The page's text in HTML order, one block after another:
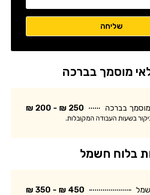
מוסמך בברכה
בברכה 250 ₪ - 200 ₪
בשעות העבודה המקובלות.
בלוח חשמל
450 ₪ - 350 ₪